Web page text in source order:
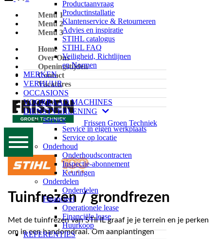
Productaanvraag
Productinstallatie
Klantenservice & Retourneren
Advies en inspiratie
STIHL catalogus
STIHL FAQ
Veiligheid, Richtlijnen
en Normen
MERKEN
VERHUUR
OCCASIONS
VOORRAAD MACHINES
DIENSTVERLENING
Service
Service in eigen werkplaats
Service op locatie
Onderhoud
Onderhoudscontracten
Inspectie-abonnement
Keuringen
Onderdelen
Onderdelen
Financieel
Operationele lease
Financiële lease
Huurkoop
REFERENTIES
Menu 1
Menu 2
Menu 3
Home
Over Ons
Openingstijden
Contact
Vacatures
Frissen Groen Techniek
Tuinfrezen / grondfrezen
Met de tuinfrezen van STIHL graaf je je terrein en je perken
om in een handomdraai. Om aanplantingen